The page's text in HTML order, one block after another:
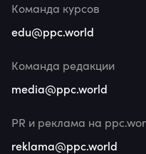
Команда курсов
edu@ppc.world
Команда редакции
media@ppc.world
PR и реклама на
reklama@ppc.world